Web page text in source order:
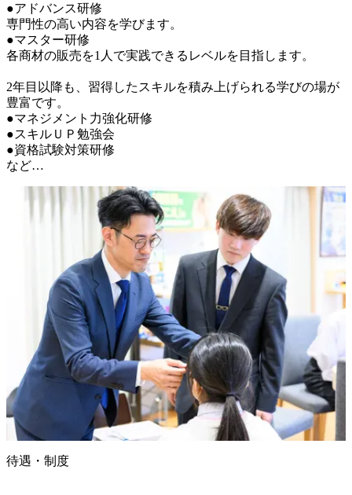
●アドバンス研修
専門性の高い内容を学びます。
●マスター研修
各商材の販売を1人で実践できるレベルを目指します。
2年目以降も、習得したスキルを積み上げられる学びの場が
豊富です。
●マネジメント力強化研修
●スキルＵＰ勉強会
●資格試験対策研修
など…
待遇・制度